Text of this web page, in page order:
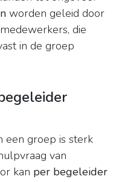
worden geleid door
die
in de groep
een groep is sterk
van
kan per begeleider